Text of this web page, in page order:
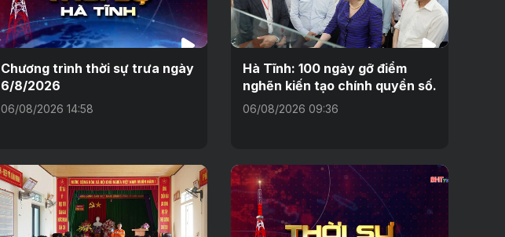
Chương trình thời sự trưa ngày
6/8/2026
06/08/2026 14:58
Hà Tĩnh: 100 ngày gỡ điểm
nghẽn kiến tạo chính quyền số.
06/08/2026 09:36